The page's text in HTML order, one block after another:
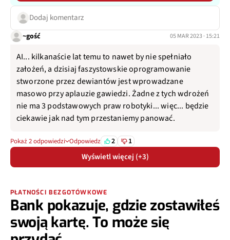
Dodaj komentarz
~gość 05 MAR 2023 · 15:21
AI... kilkanaście lat temu to nawet by nie spełniało
założeń, a dzisiaj faszystowskie oprogramowanie
stworzone przez dewiantów jest wprowadzane
masowo przy aplauzie gawiedzi. Żadne z tych wdrożeń
nie ma 3 podstawowych praw robotyki... więc... będzie
ciekawie jak nad tym przestaniemy panować.
Pokaż 2 odpowiedzi Odpowiedz 2 1
Wyświetl więcej (+3)
PŁATNOŚCI BEZGOTÓWKOWE
Bank pokazuje, gdzie zostawiłeś
swoją kartę. To może się